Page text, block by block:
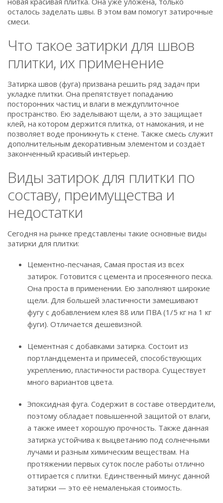
осталось заделать швы. В этом вам помогут затирочные
смеси.
Что такое затирки для швов
плитки, их применение
Затирка швов (фуга) призвана решить ряд задач при
укладке плитки. Она препятствует попаданию
посторонних частиц и влаги в междуплиточное
пространство. Ею заделывают щели, а это защищает
клей, на котором держится плитка, от намокания, и не
позволяет воде проникнуть к стене. Также смесь служит
дополнительным декоративным элементом и создаёт
законченный красивый интерьер.
Виды затирок для плитки по
составу, преимущества и
недостатки
Сегодня на рынке представлены такие основные виды
затирки для плитки:
Цементно-песчаная, Самая простая из всех
затирок. Готовится с цемента и просеянного песка.
Она проста в применении. Ею заполняют широкие
щели. Для большей эластичности замешивают
фугу с добавлением клея 88 или ПВА (1/5 кг на 1 кг
фуги). Отличается дешевизной.
Цементная с добавками затирка. Состоит из
портландцемента и примесей, способствующих
укреплению, пластичности раствора. Существует
много вариантов цвета.
Эпоксидная фуга. Содержит в составе отвердители,
поэтому обладает повышенной защитой от влаги,
а также имеет хорошую прочность. Также данная
затирка устойчива к выцветанию под солнечными
лучами и разным химическим веществам. На
протяжении первых суток после работы отлично
оттирается с плитки. Единственный минус данной
затирки — это её немаленькая стоимость.